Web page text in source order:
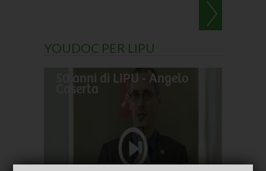
YOUDOC PER LIPU
50 anni di LIPU - Angelo
Caserta
No